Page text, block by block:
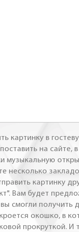
картинку в
на сайте,
музыкальную
несколько
картинку
Вам будет
смогли получить
окошко, в
прокруткой.